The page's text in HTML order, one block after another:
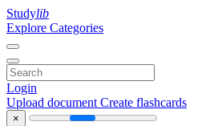
Studylib
Explore Categories
Login
Upload document Create flashcards
×